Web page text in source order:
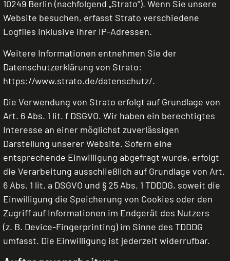
10249 Berlin (nachfolgend „Strato“). Wenn Sie unsere
Website besuchen, erfasst Strato verschiedene
Logfiles inklusive Ihrer IP-Adressen.
Weitere Informationen entnehmen Sie der
Datenschutzerklärung von Strato:
https://www.strato.de/datenschutz/.
Die Verwendung von Strato erfolgt auf Grundlage von
Art. 6 Abs. 1 lit. f DSGVO. Wir haben ein berechtigtes
Interesse an einer möglichst zuverlässigen
Darstellung unserer Website. Sofern eine
entsprechende Einwilligung abgefragt wurde, erfolgt
die Verarbeitung ausschließlich auf Grundlage von Art.
6 Abs. 1 lit. a DSGVO und § 25 Abs. 1 TDDDG, soweit die
Einwilligung die Speicherung von Cookies oder den
Zugriff auf Informationen im Endgerät des Nutzers
(z. B. Device-Fingerprinting) im Sinne des TDDDG
umfasst. Die Einwilligung ist jederzeit widerrufbar.